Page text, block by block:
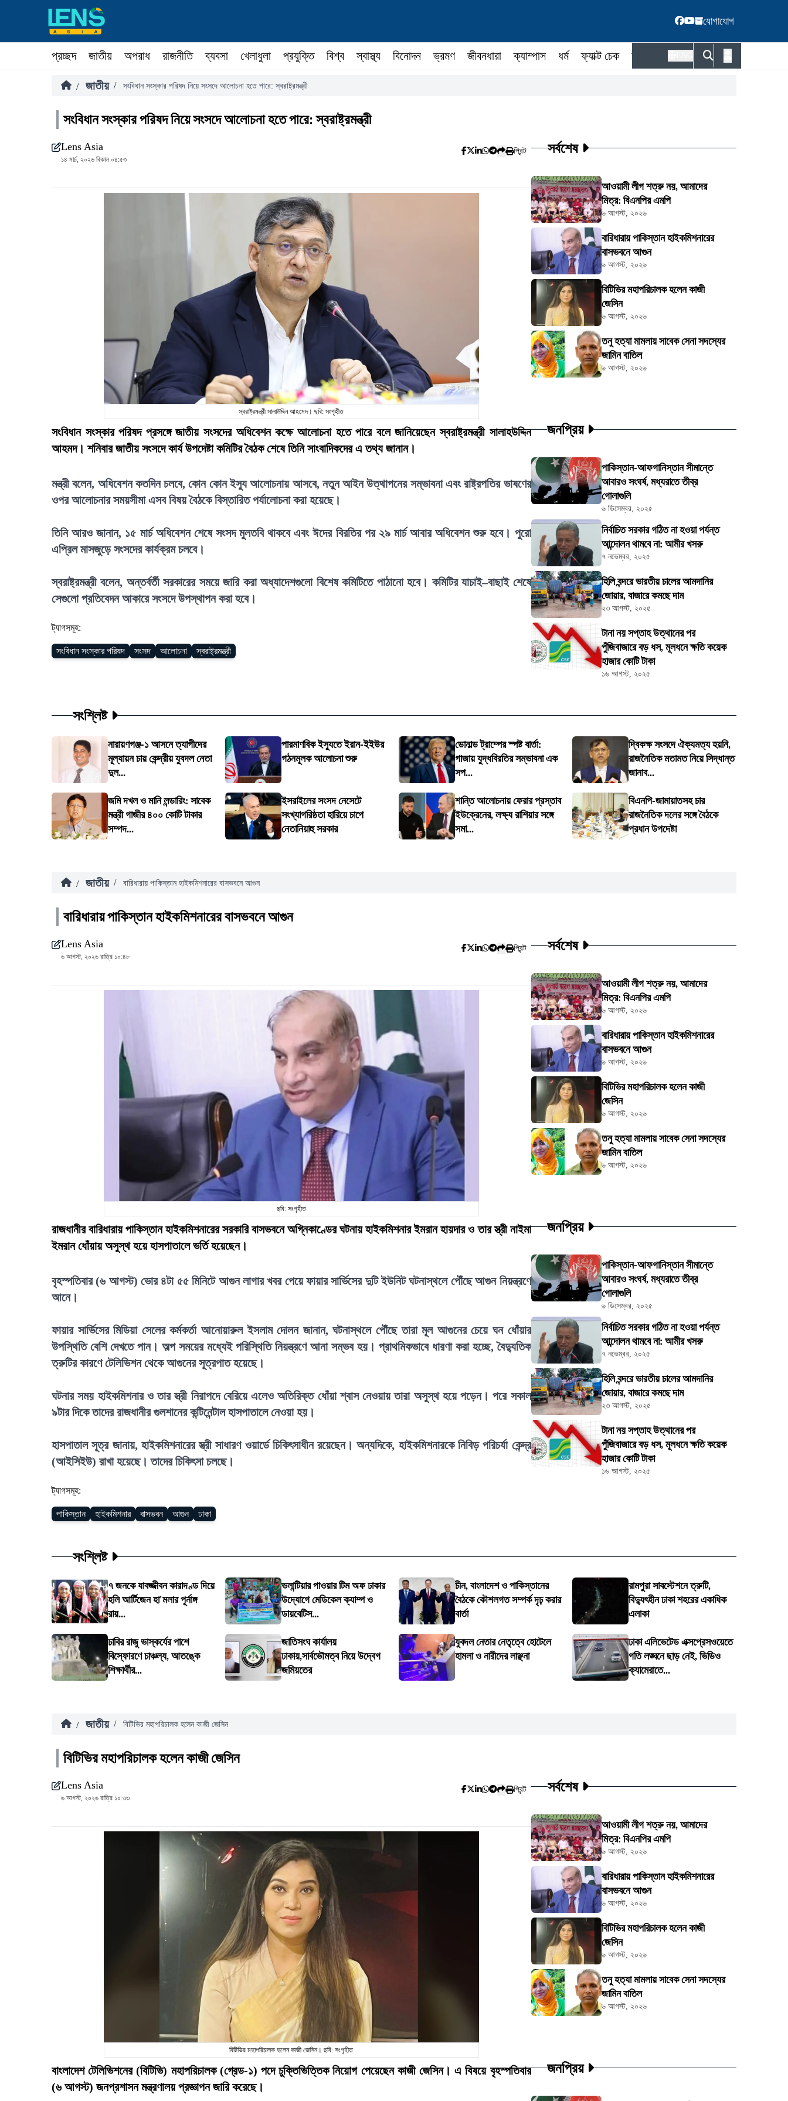
যোগাযোগ
প্রচ্ছদ জাতীয় অপরাধ রাজনীতি ব্যবসা খেলাধুলা প্রযুক্তি বিশ্ব স্বাস্থ্য বিনোদন ভ্রমণ জীবনধারা ক্যাম্পাস ধর্ম ফ্যাক্ট চেক কর্মকর্তা
/ জাতীয় / সংবিধান সংস্কার পরিষদ নিয়ে সংসদে আলোচনা হতে পারে: স্বরাষ্ট্রমন্ত্রী
সংবিধান সংস্কার পরিষদ নিয়ে সংসদে আলোচনা হতে পারে: স্বরাষ্ট্রমন্ত্রী
Lens Asia
১৪ মার্চ, ২০২৬ বিকাল ০৪:৫৩
প্রিন্ট
স্বরাষ্ট্রমন্ত্রী সালাউদ্দিন আহমেদ। ছবি: সংগৃহীত
সংবিধান সংস্কার পরিষদ প্রসঙ্গে জাতীয় সংসদের অধিবেশন কক্ষে আলোচনা হতে পারে বলে জানিয়েছেন স্বরাষ্ট্রমন্ত্রী সালাহউদ্দিন
আহমদ। শনিবার জাতীয় সংসদে কার্য উপদেষ্টা কমিটির বৈঠক শেষে তিনি সাংবাদিকদের এ তথ্য জানান।
মন্ত্রী বলেন, অধিবেশন কতদিন চলবে, কোন কোন ইস্যু আলোচনায় আসবে, নতুন আইন উত্থাপনের সম্ভাবনা এবং রাষ্ট্রপতির ভাষণের
ওপর আলোচনার সময়সীমা এসব বিষয় বৈঠকে বিস্তারিত পর্যালোচনা করা হয়েছে।
তিনি আরও জানান, ১৫ মার্চ অধিবেশন শেষে সংসদ মুলতবি থাকবে এবং ঈদের বিরতির পর ২৯ মার্চ আবার অধিবেশন শুরু হবে। পুরো
এপ্রিল মাসজুড়ে সংসদের কার্যক্রম চলবে।
স্বরাষ্ট্রমন্ত্রী বলেন, অন্তর্বর্তী সরকারের সময়ে জারি করা অধ্যাদেশগুলো বিশেষ কমিটিতে পাঠানো হবে। কমিটির যাচাই–বাছাই শেষে
সেগুলো প্রতিবেদন আকারে সংসদে উপস্থাপন করা হবে।
ট্যাগসমূহ:
সংবিধান সংস্কার পরিষদ সংসদ আলোচনা স্বরাষ্ট্রমন্ত্রী
সর্বশেষ
আওয়ামী লীগ শত্রু নয়, আমাদের
মিত্র: বিএনপির এমপি
৬ আগস্ট, ২০২৬
বারিধারায় পাকিস্তান হাইকমিশনারের
বাসভবনে আগুন
৬ আগস্ট, ২০২৬
বিটিভির মহাপরিচালক হলেন কাজী
জেসিন
৬ আগস্ট, ২০২৬
তনু হত্যা মামলায় সাবেক সেনা সদস্যের
জামিন বাতিল
৬ আগস্ট, ২০২৬
জনপ্রিয়
পাকিস্তান-আফগানিস্তান সীমান্তে
আবারও সংঘর্ষ, মধ্যরাতে তীব্র
গোলাগুলি
৬ ডিসেম্বর, ২০২৫
নির্বাচিত সরকার গঠিত না হওয়া পর্যন্ত
আন্দোলন থামবে না: আমীর খসরু
৭ নভেম্বর, ২০২৫
হিলি বন্দরে ভারতীয় চালের আমদানির
জোয়ার, বাজারে কমছে দাম
২৩ আগস্ট, ২০২৫
টানা নয় সপ্তাহ উত্থানের পর
পুঁজিবাজারে বড় ধস, মূলধনে ক্ষতি কয়েক
হাজার কোটি টাকা
১৬ আগস্ট, ২০২৫
সংশ্লিষ্ট
নারায়ণগঞ্জ-১ আসনে ত্যাগীদের
মূল্যায়ন চায় কেন্দ্রীয় যুবদল নেতা
দুল...
পারমাণবিক ইস্যুতে ইরান-ইইউর
গঠনমূলক আলোচনা শুরু
ডোনাল্ড ট্রাম্পের স্পষ্ট বার্তা:
গাজায় যুদ্ধবিরতির সম্ভাবনা এক
সপ...
দ্বিকক্ষ সংসদে ঐক্যমত্য হয়নি,
রাজনৈতিক মতামত নিয়ে সিদ্ধান্ত
জানাব...
জমি দখল ও মানি লন্ডারিং: সাবেক
মন্ত্রী গাজীর ৪০০ কোটি টাকার
সম্পদ...
ইসরাইলের সংসদ নেসেটে
সংখ্যাগরিষ্ঠতা হারিয়ে চাপে
নেতানিয়াহু সরকার
শান্তি আলোচনায় ফেরার প্রস্তাব
ইউক্রেনের, লক্ষ্য রাশিয়ার সঙ্গে
সমা...
বিএনপি-জামায়াতসহ চার
রাজনৈতিক দলের সঙ্গে বৈঠকে
প্রধান উপদেষ্টা
/ জাতীয় / বারিধারায় পাকিস্তান হাইকমিশনারের বাসভবনে আগুন
বারিধারায় পাকিস্তান হাইকমিশনারের বাসভবনে আগুন
Lens Asia
৬ আগস্ট, ২০২৬ রাত্রি ১০:৪৮
প্রিন্ট
ছবি: সংগৃহীত
রাজধানীর বারিধারায় পাকিস্তান হাইকমিশনারের সরকারি বাসভবনে অগ্নিকাণ্ডের ঘটনায় হাইকমিশনার ইমরান হায়দার ও তার স্ত্রী নাইমা
ইমরান ধোঁয়ায় অসুস্থ হয়ে হাসপাতালে ভর্তি হয়েছেন।
বৃহস্পতিবার (৬ আগস্ট) ভোর ৪টা ৫৫ মিনিটে আগুন লাগার খবর পেয়ে ফায়ার সার্ভিসের দুটি ইউনিট ঘটনাস্থলে পৌঁছে আগুন নিয়ন্ত্রণে
আনে।
ফায়ার সার্ভিসের মিডিয়া সেলের কর্মকর্তা আনোয়ারুল ইসলাম দোলন জানান, ঘটনাস্থলে পৌঁছে তারা মূল আগুনের চেয়ে ঘন ধোঁয়ার
উপস্থিতি বেশি দেখতে পান। অল্প সময়ের মধ্যেই পরিস্থিতি নিয়ন্ত্রণে আনা সম্ভব হয়। প্রাথমিকভাবে ধারণা করা হচ্ছে, বৈদ্যুতিক
ত্রুটির কারণে টেলিভিশন থেকে আগুনের সূত্রপাত হয়েছে।
ঘটনার সময় হাইকমিশনার ও তার স্ত্রী নিরাপদে বেরিয়ে এলেও অতিরিক্ত ধোঁয়া শ্বাস নেওয়ায় তারা অসুস্থ হয়ে পড়েন। পরে সকাল
৯টার দিকে তাদের রাজধানীর গুলশানের কন্টিনেন্টাল হাসপাতালে নেওয়া হয়।
হাসপাতাল সূত্র জানায়, হাইকমিশনারের স্ত্রী সাধারণ ওয়ার্ডে চিকিৎসাধীন রয়েছেন। অন্যদিকে, হাইকমিশনারকে নিবিড় পরিচর্যা কেন্দ্র
(আইসিইউ) রাখা হয়েছে। তাদের চিকিৎসা চলছে।
ট্যাগসমূহ:
পাকিস্তান হাইকমিশনার বাসভবন আগুন ঢাকা
সর্বশেষ
আওয়ামী লীগ শত্রু নয়, আমাদের
মিত্র: বিএনপির এমপি
৬ আগস্ট, ২০২৬
বারিধারায় পাকিস্তান হাইকমিশনারের
বাসভবনে আগুন
৬ আগস্ট, ২০২৬
বিটিভির মহাপরিচালক হলেন কাজী
জেসিন
৬ আগস্ট, ২০২৬
তনু হত্যা মামলায় সাবেক সেনা সদস্যের
জামিন বাতিল
৬ আগস্ট, ২০২৬
জনপ্রিয়
পাকিস্তান-আফগানিস্তান সীমান্তে
আবারও সংঘর্ষ, মধ্যরাতে তীব্র
গোলাগুলি
৬ ডিসেম্বর, ২০২৫
নির্বাচিত সরকার গঠিত না হওয়া পর্যন্ত
আন্দোলন থামবে না: আমীর খসরু
৭ নভেম্বর, ২০২৫
হিলি বন্দরে ভারতীয় চালের আমদানির
জোয়ার, বাজারে কমছে দাম
২৩ আগস্ট, ২০২৫
টানা নয় সপ্তাহ উত্থানের পর
পুঁজিবাজারে বড় ধস, মূলধনে ক্ষতি কয়েক
হাজার কোটি টাকা
১৬ আগস্ট, ২০২৫
সংশ্লিষ্ট
৭ জনকে যাবজ্জীবন কারাদণ্ড দিয়ে
হলি আর্টিজেন হা'মলার পূর্নাঙ্গ
রায়...
ভলান্টিয়ার পাওয়ার টিম অফ ঢাকার
উদ্যোগে মেডিকেল ক্যাম্প ও
ডায়বেটিস...
চীন, বাংলাদেশ ও পাকিস্তানের
বৈঠকে কৌশলগত সম্পর্ক দৃঢ় করার
বার্তা
রামপুরা সাবস্টেশনে ত্রুটি,
বিদ্যুৎহীন ঢাকা শহরের একাধিক
এলাকা
ঢাবির রাজু ভাস্কর্যের পাশে
বিস্ফোরণে চাঞ্চল্য, আতঙ্কে
শিক্ষার্থীর...
জাতিসংঘ কার্যালয়
ঢাকায়,সার্বভৌমত্ব নিয়ে উদ্বেগ
জমিয়তের
যুবদল নেতার নেতৃত্বে হোটেলে
হামলা ও নারীদের লাঞ্ছনা
ঢাকা এলিভেটেড এক্সপ্রেসওয়েতে
গতি লঙ্ঘনে ছাড় নেই, ভিডিও
ক্যামেরাতে...
/ জাতীয় / বিটিভির মহাপরিচালক হলেন কাজী জেসিন
বিটিভির মহাপরিচালক হলেন কাজী জেসিন
Lens Asia
৬ আগস্ট, ২০২৬ রাত্রি ১০:৩৩
প্রিন্ট
বিটিভির মহাপরিচালক হলেন কাজী জেসিন। ছবি: সংগৃহীত
বাংলাদেশ টেলিভিশনের (বিটিভি) মহাপরিচালক (গ্রেড-১) পদে চুক্তিভিত্তিক নিয়োগ পেয়েছেন কাজী জেসিন। এ বিষয়ে বৃহস্পতিবার
(৬ আগস্ট) জনপ্রশাসন মন্ত্রণালয় প্রজ্ঞাপন জারি করেছে।
সর্বশেষ
আওয়ামী লীগ শত্রু নয়, আমাদের
মিত্র: বিএনপির এমপি
৬ আগস্ট, ২০২৬
বারিধারায় পাকিস্তান হাইকমিশনারের
বাসভবনে আগুন
৬ আগস্ট, ২০২৬
বিটিভির মহাপরিচালক হলেন কাজী
জেসিন
৬ আগস্ট, ২০২৬
তনু হত্যা মামলায় সাবেক সেনা সদস্যের
জামিন বাতিল
৬ আগস্ট, ২০২৬
জনপ্রিয়